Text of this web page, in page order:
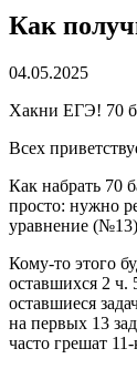
Как
04.05.2025
Хакни ЕГЭ! 70
Всех
Как набрать 70
просто: нужно
уравнение
Кому-то этого
оставшихся 2 ч.
оставшиеся
на первых 13
часто грешат